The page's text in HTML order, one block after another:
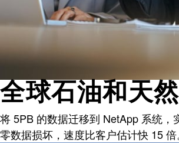
全球石油和天
将 5PB 的数据迁移到 NetApp 系统，
零数据损坏，速度比客户估计快 15 倍